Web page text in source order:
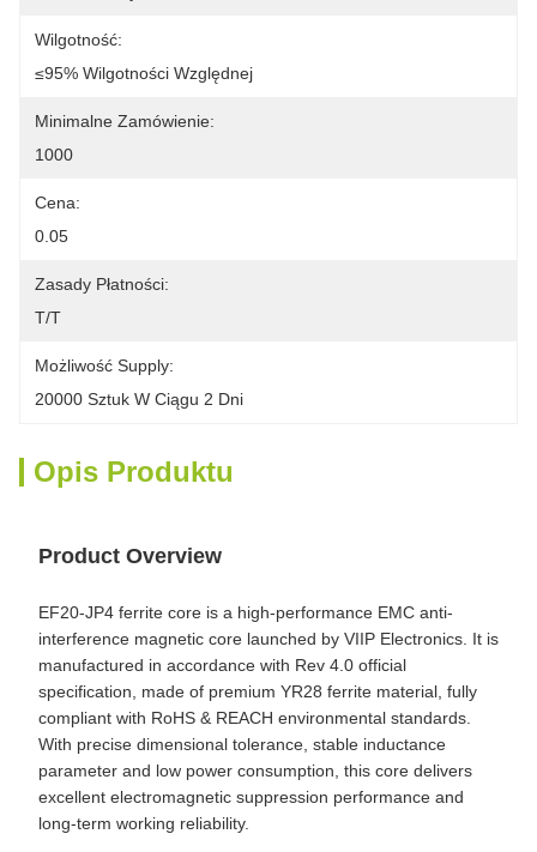
Wilgotność:
≤95% Wilgotności Względnej
Minimalne Zamówienie:
1000
Cena:
0.05
Zasady Płatności:
T/T
Możliwość Supply:
20000 Sztuk W Ciągu 2 Dni
Opis Produktu
Product Overview
EF20-JP4 ferrite core is a high-performance EMC anti-
interference magnetic core launched by VIIP Electronics. It is
manufactured in accordance with Rev 4.0 official
specification, made of premium YR28 ferrite material, fully
compliant with RoHS & REACH environmental standards.
With precise dimensional tolerance, stable inductance
parameter and low power consumption, this core delivers
excellent electromagnetic suppression performance and
long-term working reliability.